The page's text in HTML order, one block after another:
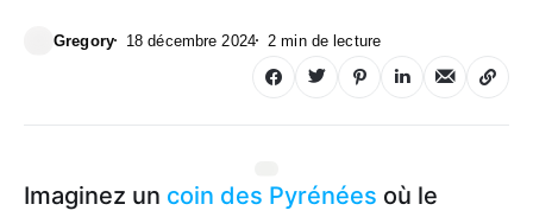
Gregory 18 décembre 2024 2 min de lecture
Imaginez un coin des Pyrénées où le